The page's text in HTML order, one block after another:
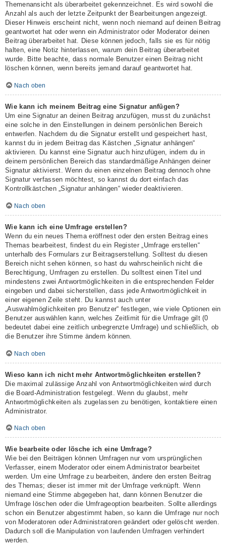
Themenansicht als überarbeitet gekennzeichnet. Es wird sowohl die
Anzahl als auch der letzte Zeitpunkt der Bearbeitungen angezeigt.
Dieser Hinweis erscheint nicht, wenn noch niemand auf deinen Beitrag
geantwortet hat oder wenn ein Administrator oder Moderator deinen
Beitrag überarbeitet hat. Diese können jedoch, falls sie es für nötig
halten, eine Notiz hinterlassen, warum dein Beitrag überarbeitet
wurde. Bitte beachte, dass normale Benutzer einen Beitrag nicht
löschen können, wenn bereits jemand darauf geantwortet hat.
Nach oben
Wie kann ich meinem Beitrag eine Signatur anfügen?
Um eine Signatur an deinen Beitrag anzufügen, musst du zunächst
eine solche in den Einstellungen in deinem persönlichen Bereich
entwerfen. Nachdem du die Signatur erstellt und gespeichert hast,
kannst du in jedem Beitrag das Kästchen „Signatur anhängen“
aktivieren. Du kannst eine Signatur auch hinzufügen, indem du in
deinem persönlichen Bereich das standardmäßige Anhängen deiner
Signatur aktivierst. Wenn du einen einzelnen Beitrag dennoch ohne
Signatur verfassen möchtest, so kannst du dort einfach das
Kontrollkästchen „Signatur anhängen“ wieder deaktivieren.
Nach oben
Wie kann ich eine Umfrage erstellen?
Wenn du ein neues Thema eröffnest oder den ersten Beitrag eines
Themas bearbeitest, findest du ein Register „Umfrage erstellen“
unterhalb des Formulars zur Beitragserstellung. Solltest du diesen
Bereich nicht sehen können, so hast du wahrscheinlich nicht die
Berechtigung, Umfragen zu erstellen. Du solltest einen Titel und
mindestens zwei Antwortmöglichkeiten in die entsprechenden Felder
eingeben und dabei sicherstellen, dass jede Antwortmöglichkeit in
einer eigenen Zeile steht. Du kannst auch unter
„Auswahlmöglichkeiten pro Benutzer“ festlegen, wie viele Optionen ein
Benutzer auswählen kann, welches Zeitlimit für die Umfrage gilt (0
bedeutet dabei eine zeitlich unbegrenzte Umfrage) und schließlich, ob
die Benutzer ihre Stimme ändern können.
Nach oben
Wieso kann ich nicht mehr Antwortmöglichkeiten erstellen?
Die maximal zulässige Anzahl von Antwortmöglichkeiten wird durch
die Board-Administration festgelegt. Wenn du glaubst, mehr
Antwortmöglichkeiten als zugelassen zu benötigen, kontaktiere einen
Administrator.
Nach oben
Wie bearbeite oder lösche ich eine Umfrage?
Wie bei den Beiträgen können Umfragen nur vom ursprünglichen
Verfasser, einem Moderator oder einem Administrator bearbeitet
werden. Um eine Umfrage zu bearbeiten, ändere den ersten Beitrag
des Themas; dieser ist immer mit der Umfrage verknüpft. Wenn
niemand eine Stimme abgegeben hat, dann können Benutzer die
Umfrage löschen oder die Umfrageoption bearbeiten. Sollte allerdings
schon ein Benutzer abgestimmt haben, so kann die Umfrage nur noch
von Moderatoren oder Administratoren geändert oder gelöscht werden.
Dadurch soll die Manipulation von laufenden Umfragen verhindert
werden.